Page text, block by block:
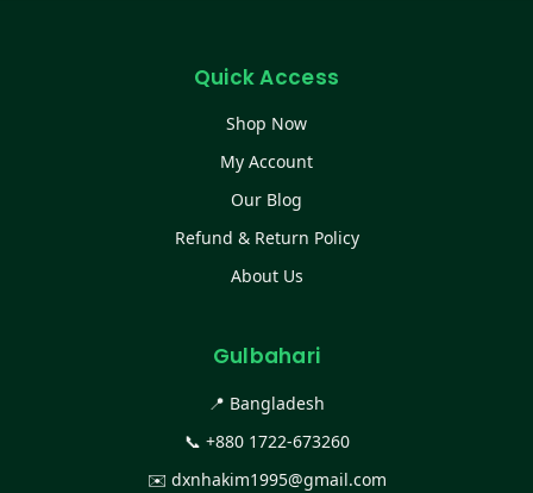
Quick Access
Shop Now
My Account
Our Blog
Refund & Return Policy
About Us
Gulbahari
📍 Bangladesh
📞 +880 1722-673260
✉️ dxnhakim1995@gmail.com